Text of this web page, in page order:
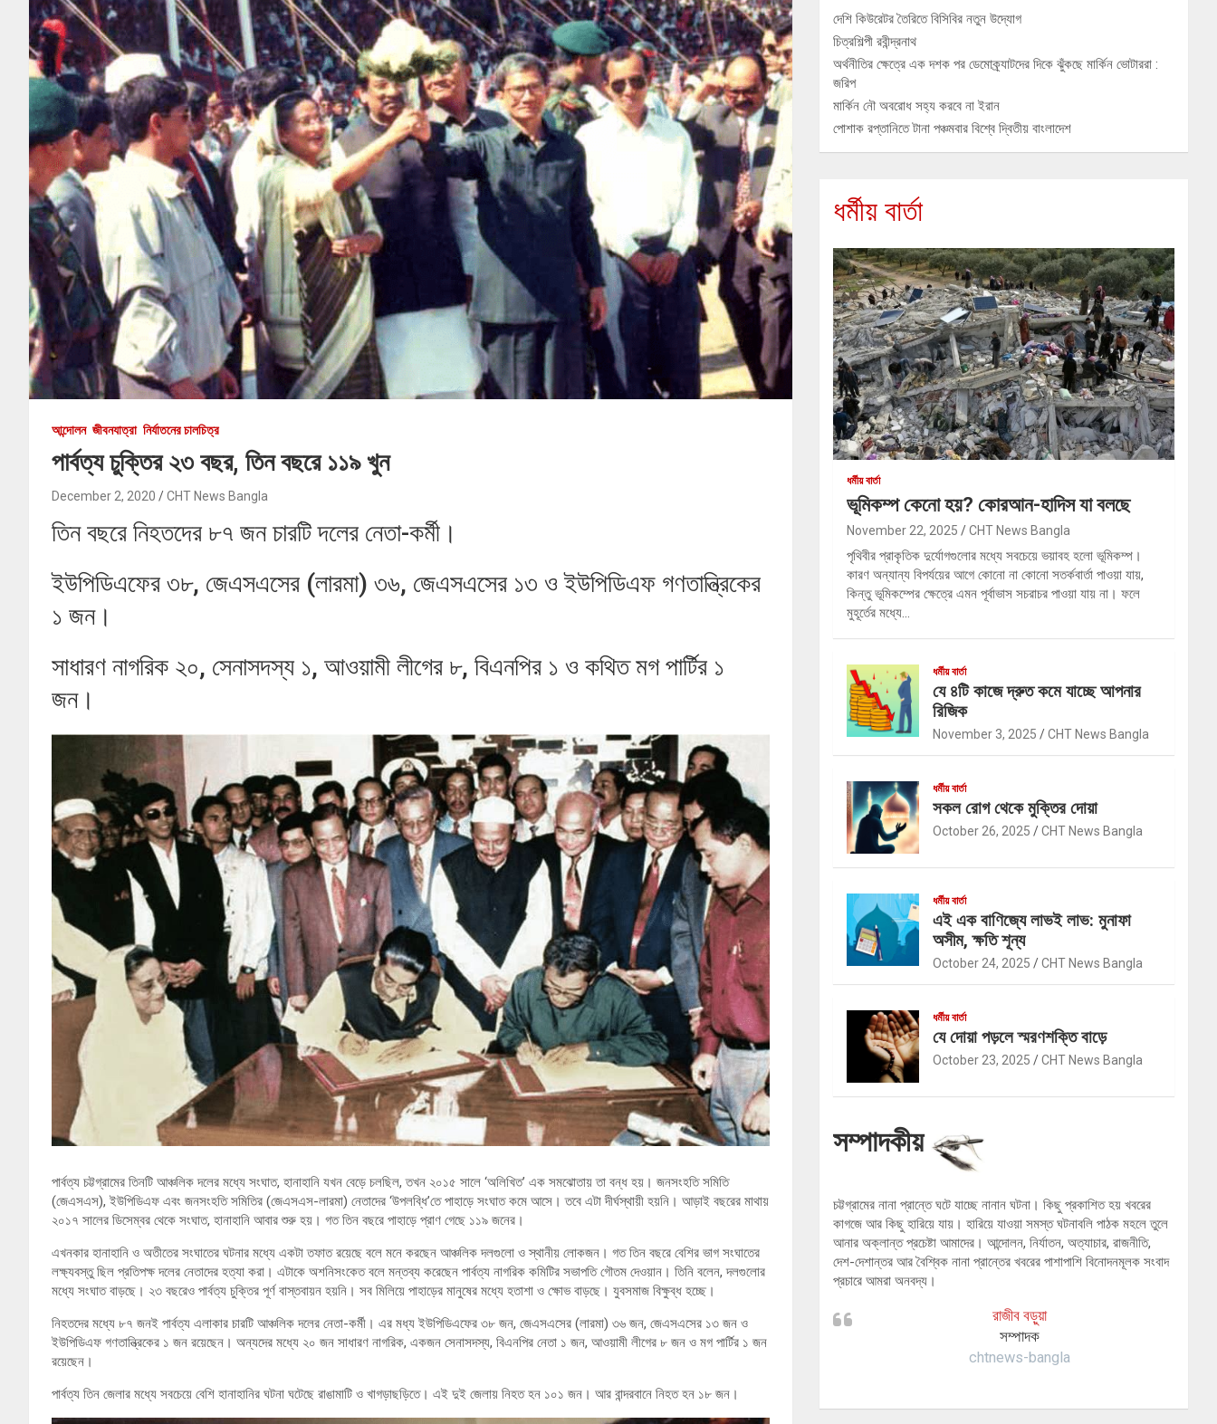
আন্দোলন জীবনযাত্রা নির্যাতনের চালচিত্র
পার্বত্য চুক্তির ২৩ বছর, তিন বছরে ১১৯ খুন
December 2, 2020 CHT News Bangla
তিন বছরে নিহতদের ৮৭ জন চারটি দলের নেতা-কর্মী।
ইউপিডিএফের ৩৮, জেএসএসের (লারমা) ৩৬, জেএসএসের ১৩ ও ইউপিডিএফ গণতান্ত্রিকের
১ জন।
সাধারণ নাগরিক ২০, সেনাসদস্য ১, আওয়ামী লীগের ৮, বিএনপির ১ ও কথিত মগ পার্টির ১
জন।
পার্বত্য চট্টগ্রামের তিনটি আঞ্চলিক দলের মধ্যে সংঘাত, হানাহানি যখন বেড়ে চলছিল, তখন ২০১৫ সালে ‘অলিখিত’ এক সমঝোতায় তা বন্ধ হয়। জনসংহতি সমিতি
(জেএসএস), ইউপিডিএফ এবং জনসংহতি সমিতির (জেএসএস-লারমা) নেতাদের ‘উপলব্ধি’তে পাহাড়ে সংঘাত কমে আসে। তবে এটা দীর্ঘস্থায়ী হয়নি। আড়াই বছরের মাথায়
২০১৭ সালের ডিসেম্বর থেকে সংঘাত, হানাহানি আবার শুরু হয়। গত তিন বছরে পাহাড়ে প্রাণ গেছে ১১৯ জনের।
এখনকার হানাহানি ও অতীতের সংঘাতের ঘটনার মধ্যে একটা তফাত রয়েছে বলে মনে করছেন আঞ্চলিক দলগুলো ও স্থানীয় লোকজন। গত তিন বছরে বেশির ভাগ সংঘাতের
লক্ষ্যবস্তু ছিল প্রতিপক্ষ দলের নেতাদের হত্যা করা। এটাকে অশনিসংকেত বলে মন্তব্য করেছেন পার্বত্য নাগরিক কমিটির সভাপতি গৌতম দেওয়ান। তিনি বলেন, দলগুলোর
মধ্যে সংঘাত বাড়ছে। ২৩ বছরেও পার্বত্য চুক্তির পূর্ণ বাস্তবায়ন হয়নি। সব মিলিয়ে পাহাড়ের মানুষের মধ্যে হতাশা ও ক্ষোভ বাড়ছে। যুবসমাজ বিক্ষুব্ধ হচ্ছে।
নিহতদের মধ্যে ৮৭ জনই পার্বত্য এলাকার চারটি আঞ্চলিক দলের নেতা-কর্মী। এর মধ্য ইউপিডিএফের ৩৮ জন, জেএসএসের (লারমা) ৩৬ জন, জেএসএসের ১৩ জন ও
ইউপিডিএফ গণতান্ত্রিকের ১ জন রয়েছেন। অন্যদের মধ্যে ২০ জন সাধারণ নাগরিক, একজন সেনাসদস্য, বিএনপির নেতা ১ জন, আওয়ামী লীগের ৮ জন ও মগ পার্টির ১ জন
রয়েছেন।
পার্বত্য তিন জেলার মধ্যে সবচেয়ে বেশি হানাহানির ঘটনা ঘটেছে রাঙামাটি ও খাগড়াছড়িতে। এই দুই জেলায় নিহত হন ১০১ জন। আর বান্দরবানে নিহত হন ১৮ জন।
দেশি কিউরেটর তৈরিতে বিসিবির নতুন উদ্যোগ
চিত্রশিল্পী রবীন্দ্রনাথ
অর্থনীতির ক্ষেত্রে এক দশক পর ডেমোক্র্যাটদের দিকে ঝুঁকছে মার্কিন ভোটাররা :
জরিপ
মার্কিন নৌ অবরোধ সহ্য করবে না ইরান
পোশাক রপ্তানিতে টানা পঞ্চমবার বিশ্বে দ্বিতীয় বাংলাদেশ
ধর্মীয় বার্তা
ধর্মীয় বার্তা
ভূমিকম্প কেনো হয়? কোরআন-হাদিস যা বলছে
November 22, 2025 CHT News Bangla
পৃথিবীর প্রাকৃতিক দুর্যোগগুলোর মধ্যে সবচেয়ে ভয়াবহ হলো ভূমিকম্প।
কারণ অন্যান্য বিপর্যয়ের আগে কোনো না কোনো সতর্কবার্তা পাওয়া যায়,
কিন্তু ভূমিকম্পের ক্ষেত্রে এমন পূর্বাভাস সচরাচর পাওয়া যায় না। ফলে
মুহূর্তের মধ্যে…
ধর্মীয় বার্তা
যে ৪টি কাজে দ্রুত কমে যাচ্ছে আপনার
রিজিক
November 3, 2025 CHT News Bangla
ধর্মীয় বার্তা
সকল রোগ থেকে মুক্তির দোয়া
October 26, 2025 CHT News Bangla
ধর্মীয় বার্তা
এই এক বাণিজ্যে লাভই লাভ: মুনাফা
অসীম, ক্ষতি শূন্য
October 24, 2025 CHT News Bangla
ধর্মীয় বার্তা
যে দোয়া পড়লে স্মরণশক্তি বাড়ে
October 23, 2025 CHT News Bangla
সম্পাদকীয়
চট্টগ্রামের নানা প্রান্তে ঘটে যাচ্ছে নানান ঘটনা। কিছু প্রকাশিত হয় খবরের
কাগজে আর কিছু হারিয়ে যায়। হারিয়ে যাওয়া সমস্ত ঘটনাবলি পাঠক মহলে তুলে
আনার অক্লান্ত প্রচেষ্টা আমাদের। আন্দোলন, নির্যাতন, অত্যাচার, রাজনীতি,
দেশ-দেশান্তর আর বৈশ্বিক নানা প্রান্তের খবরের পাশাপাশি বিনোদনমূলক সংবাদ
প্রচারে আমরা অনবদ্য।
রাজীব বড়ুয়া
সম্পাদক
chtnews-bangla